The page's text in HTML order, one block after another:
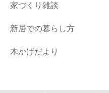
家づくり雑談
新居での暮らし方
木かげだより